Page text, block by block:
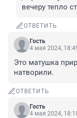
вечеру тепло
ОТВЕТИТЬ
Гость
4 мая 2024,
Это матушка
натворили.
ОТВЕТИТЬ
Гость
4 мая 2024,